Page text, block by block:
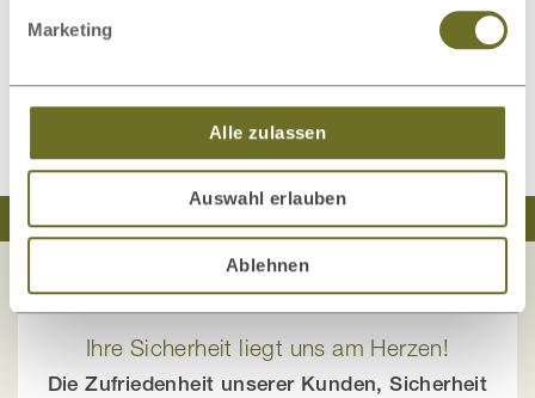
Marketing
Alle zulassen
Auswahl erlauben
Ablehnen
Besser schlafen: Tipps &
Hausmittel
Weiterlesen
Ihre Sicherheit liegt uns am Herzen!
Die Zufriedenheit unserer Kunden, Sicherheit